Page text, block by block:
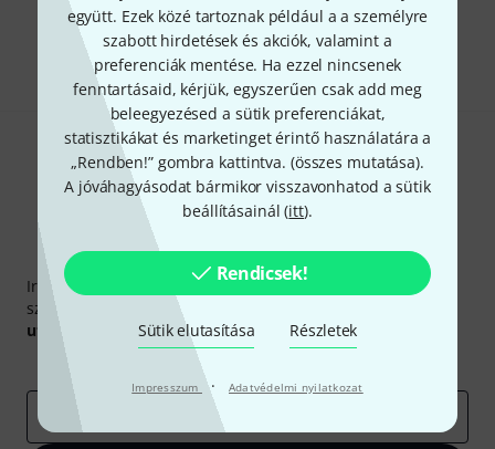
együtt. Ezek közé tartoznak például a a személyre
szabott hirdetések és akciók, valamint a
preferenciák mentése. Ha ezzel nincsenek
fenntartásaid, kérjük, egyszerűen csak add meg
beleegyezésed a sütik preferenciákat,
statisztikákat és marketinget érintő használatára a
„Rendben!” gombra kattintva. (összes mutatása).
A jóváhagyásodat bármikor visszavonhatod a sütik
beállításainál (itt).
Rendicsek!
Sütik elutasítása Részletek
Impresszum · Adatvédelmi nyilatkozat
Megosztás Súgó & Visszajelzések
Thomann hírlevél
Iratkozz fel a Thomann angol nyelvű hírlevelére, és kis
szerencsével megnyerheted a
utalvány
egyikét.
Inspiráló gondolatok